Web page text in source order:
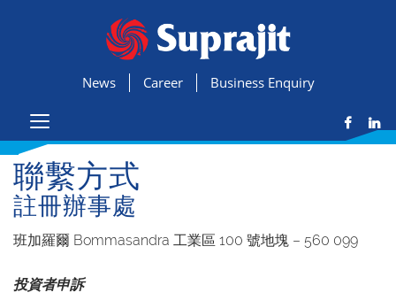
Business Enquiry
Career
News
聯繫方式
註冊辦事處
班加羅爾 Bommasandra 工業區 100 號地塊 – 560 099
投資者申訴